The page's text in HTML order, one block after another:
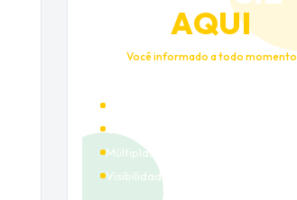
AQUI
Você informado a todo momento
Múltiplas categorias
Visibilidade premium